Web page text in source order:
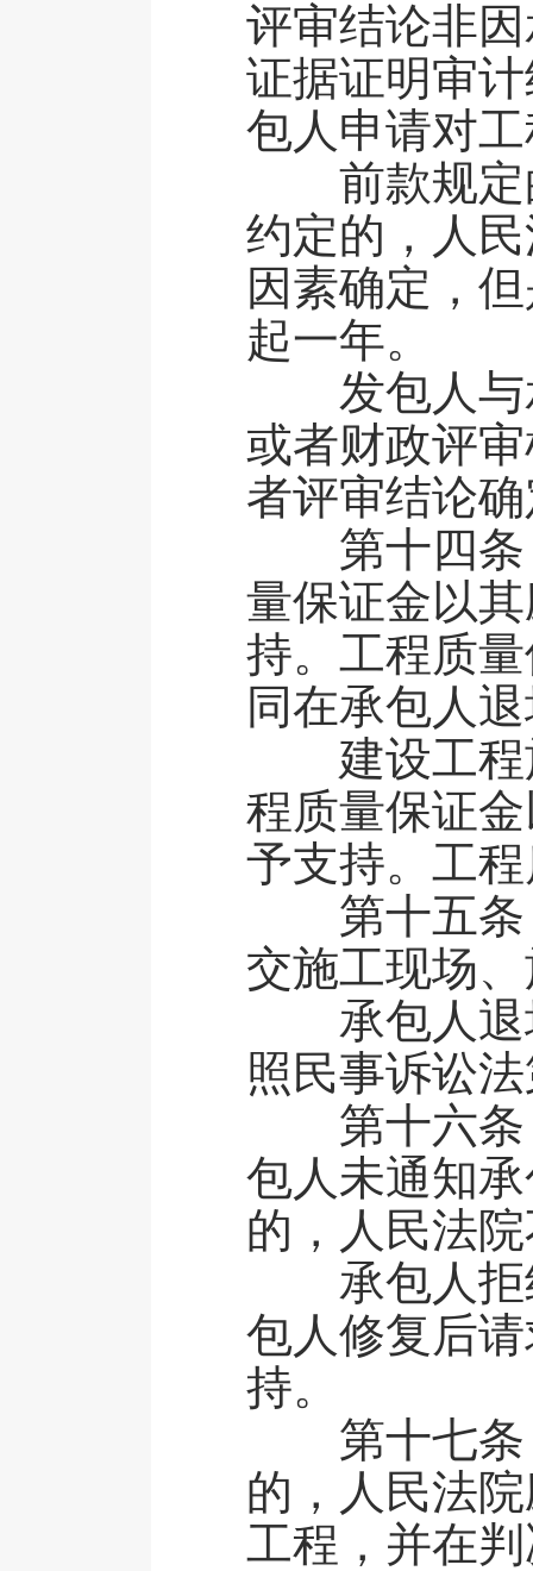
评审结论非
证据证明审
包人申请对
前款规定的
约定的，人
因素确定，
起一年。
发包人与承
或者财政评
者评审结论
第十四条
量保证金以
持。工程质
同在承包人
建设工程施
程质量保证
予支持。工
第十五条
交施工现场
承包人退场
照民事诉讼
第十六条
包人未通知
的，人民法
承包人拒绝
包人修复后
持。
第十七条
的，人民法
工程，并在